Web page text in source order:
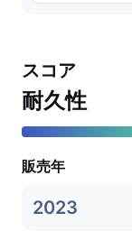
スコア
耐久性
販売年
2023